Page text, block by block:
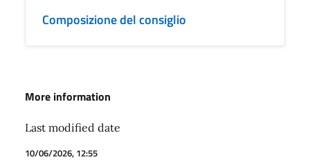
Composizione del consiglio
More information
Last modified date
10/06/2026, 12:55